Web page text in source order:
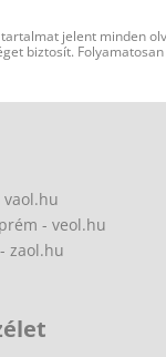
jelent minden
biztosít.
vaol.hu
- veol.hu
zaol.hu